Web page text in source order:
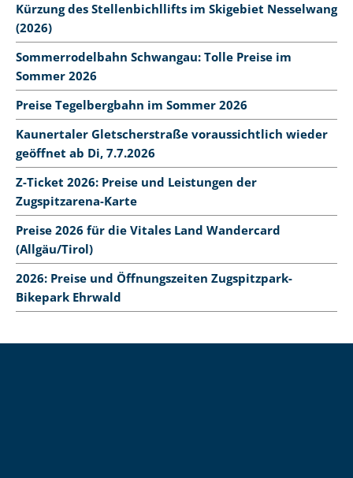
Kürzung des Stellenbichllifts im Skigebiet Nesselwang
(2026)
Sommerrodelbahn Schwangau: Tolle Preise im
Sommer 2026
Preise Tegelbergbahn im Sommer 2026
Kaunertaler Gletscherstraße voraussichtlich wieder
geöffnet ab Di, 7.7.2026
Z-Ticket 2026: Preise und Leistungen der
Zugspitzarena-Karte
Preise 2026 für die Vitales Land Wandercard
(Allgäu/Tirol)
2026: Preise und Öffnungszeiten Zugspitzpark-
Bikepark Ehrwald